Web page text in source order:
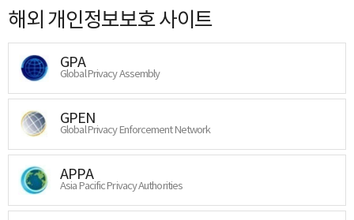
해외 개인정보보호 사이트
GPA
Global Privacy Assembly
GPEN
Global Privacy Enforcement Network
APPA
Asia Pacific Privacy Authorities